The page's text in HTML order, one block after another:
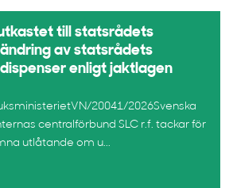
till statsrådets
av statsrådets
enligt jaktlagen
20041/2026Svenska
centralförbund SLC r.f. tackar för
utlåtande om u...